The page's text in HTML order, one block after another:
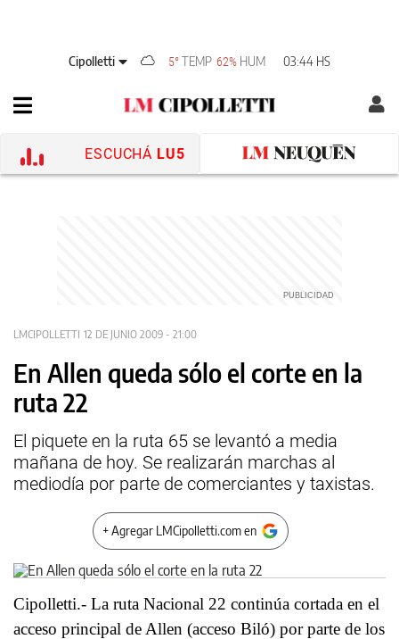
Cipolletti 5°TEMP 62% HUM 03:44 HS
ESCUCHÁ LU5
LMCIPOLLETTI 12 DE JUNIO 2009 - 21:00
En Allen queda sólo el corte en la
ruta 22
El piquete en la ruta 65 se levantó a media
mañana de hoy. Se realizarán marchas al
mediodía por parte de comerciantes y taxistas.
+ Agregar LMCipolletti.com en
Cipolletti.- La ruta Nacional 22 continúa cortada en el
acceso principal de Allen (acceso Biló) por parte de los